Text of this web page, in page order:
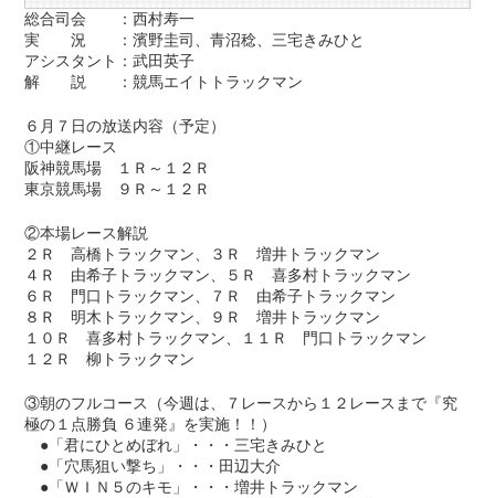
総合司会 ：西村寿一
実 況 ：濱野圭司、青沼稔、三宅きみひと
アシスタント：武田英子
解 説 ：競馬エイトトラックマン
６月７日の放送内容（予定）
①中継レース
阪神競馬場 １Ｒ～１２Ｒ
東京競馬場 ９Ｒ～１２Ｒ
②本場レース解説
２Ｒ 高橋トラックマン、３Ｒ 増井トラックマン
４Ｒ 由希子トラックマン、５Ｒ 喜多村トラックマン
６Ｒ 門口トラックマン、７Ｒ 由希子トラックマン
８Ｒ 明木トラックマン、９Ｒ 増井トラックマン
１０Ｒ 喜多村トラックマン、１１Ｒ 門口トラックマン
１２Ｒ 柳トラックマン
③朝のフルコース（今週は、７レースから１２レースまで『究
極の１点勝負 ６連発』を実施！！）
●「君にひとめぼれ」・・・三宅きみひと
●「穴馬狙い撃ち」・・・田辺大介
●「ＷＩＮ５のキモ」・・・増井トラックマン